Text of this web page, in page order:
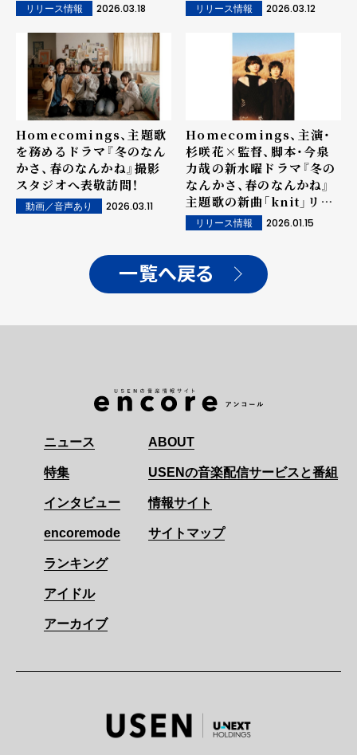
リリース情報 2026.03.18 リリース情報 2026.03.12
Homecomings、主題歌
を務めるドラマ『冬のなん
かさ、春のなんかね』撮影
スタジオへ表敬訪問！
動画／音声あり 2026.03.11
Homecomings、主演・
杉咲花×監督、脚本・今泉
力哉の新水曜ドラマ『冬の
なんかさ、春のなんかね』
主題歌の新曲「knit」リリ
ース！MVティザーを公開！
リリース情報 2026.01.15
一覧へ戻る
ニュース
特集
インタビュー
encoremode
ランキング
アイドル
アーカイブ
ABOUT
USENの音楽配信サービスと番組
情報サイト
サイトマップ